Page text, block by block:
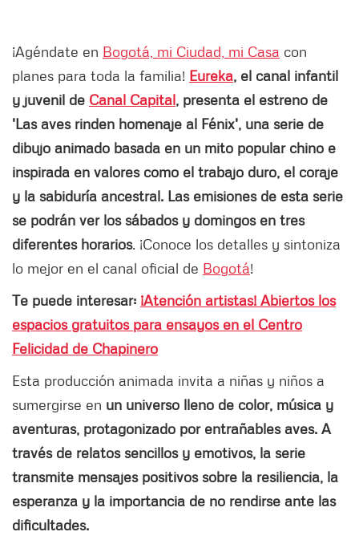
¡Agéndate en Bogotá, mi Ciudad, mi Casa con
planes para toda la familia! Eureka, el canal infantil
y juvenil de Canal Capital, presenta el estreno de
'Las aves rinden homenaje al Fénix', una serie de
dibujo animado basada en un mito popular chino e
inspirada en valores como el trabajo duro, el coraje
y la sabiduría ancestral. Las emisiones de esta serie
se podrán ver los sábados y domingos en tres
diferentes horarios. ¡Conoce los detalles y sintoniza
lo mejor en el canal oficial de Bogotá!
Te puede interesar: ¡Atención artistas! Abiertos los
espacios gratuitos para ensayos en el Centro
Felicidad de Chapinero
Esta producción animada invita a niñas y niños a
sumergirse en un universo lleno de color, música y
aventuras, protagonizado por entrañables aves. A
través de relatos sencillos y emotivos, la serie
transmite mensajes positivos sobre la resiliencia, la
esperanza y la importancia de no rendirse ante las
dificultades.